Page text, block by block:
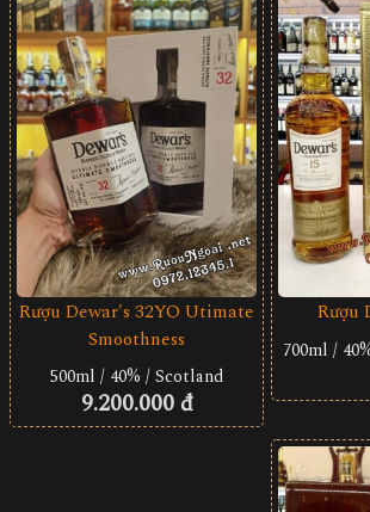
Rượu Dewar's 32YO Utimate
Smoothness
500ml / 40% / Scotland
9.200.000 đ
Rượu
700ml /